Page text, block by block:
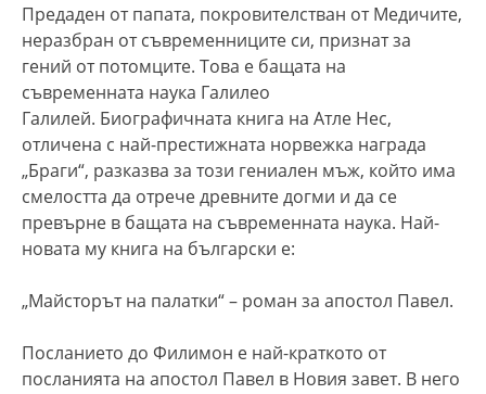
Предаден от папата, покровителстван от Медичите,
неразбран от съвременниците си, признат за
гений от потомците. Това е бащата на
съвременната наука Галилео
Галилей. Биографичната книга на Атле Нес,
отличена с най-престижната норвежка награда
„Браги“, разказва за този гениален мъж, който има
смелостта да отрече древните догми и да се
превърне в бащата на съвременната наука. Най-
новата му книга на български е:
„Майсторът на палатки“ – роман за апостол Павел.
Посланието до Филимон е най-краткото от
посланията на апостол Павел в Новия завет. В него